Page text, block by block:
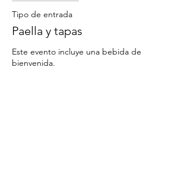
Tipo de entrada
Paella y tapas
Este evento incluye una bebida de
bienvenida.